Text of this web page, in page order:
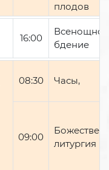
плодов
16:00
Всенощное
бдение
08:30 Часы,
09:00
литургия